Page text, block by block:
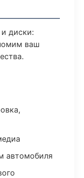
диски:
ваш
автомобиля